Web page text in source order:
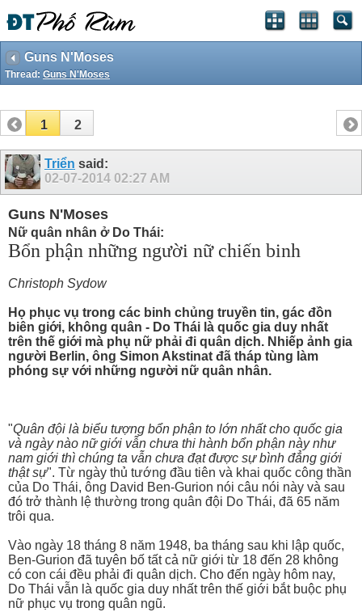
Guns N'Moses
Thread: Guns N'Moses
1 2
Triển said:
02-07-2014 02:27 AM
Guns N'Moses
Nữ quân nhân ở Do Thái:
Bổn phận những người nữ chiến binh
Christoph Sydow
Họ phục vụ trong các binh chủng truyền tin, gác đồn
biên giới, không quân - Do Thái là quốc gia duy nhất
trên thế giới mà phụ nữ phải đi quân dịch. Nhiếp ảnh gia
người Berlin, ông Simon Akstinat đã tháp tùng làm
phóng sự với những người nữ quân nhân.
"Quân đội là biểu tượng bổn phận to lớn nhất cho quốc gia
và ngày nào nữ giới vẫn chưa thi hành bổn phận này như
nam giới thì chúng ta vẫn chưa đạt được sự bình đẳng giới
thật sự". Từ ngày thủ tướng đầu tiên và khai quốc công thần
của Do Thái, ông David Ben-Gurion nói câu nói này và sau
đó trở thành lệ thường trong quân đội Do Thái, đã 65 năm
trôi qua.
Vào ngày 18 tháng 8 năm 1948, ba tháng sau khi lập quốc,
Ben-Gurion đã tuyên bố tất cả nữ giới từ 18 đến 28 không
có con cái đều phải đi quân dịch. Cho đến ngày hôm nay,
Do Thái vẫn là quốc gia duy nhất trên thế giới bắt buộc phụ
nữ phục vụ trong quân ngũ.